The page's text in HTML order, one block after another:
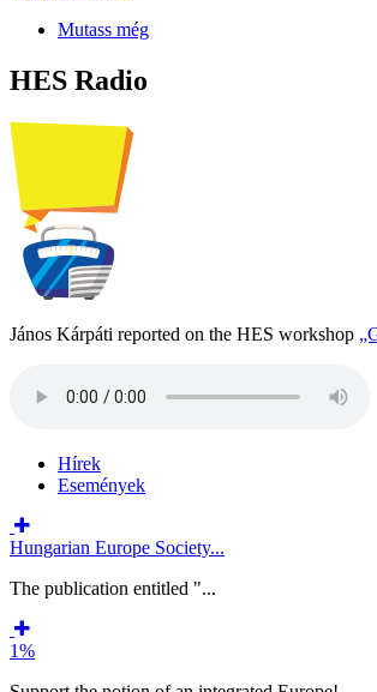
Mutass még
HES Radio
János Kárpáti reported on the HES workshop
Hírek
Események
Hungarian Europe Society...
The publication entitled "...
1%